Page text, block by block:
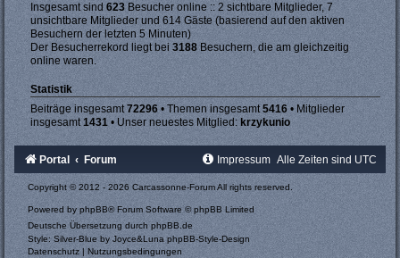
Insgesamt sind623Besucher online :: 2 sichtbare Mitglieder, 7
unsichtbare Mitglieder und 614 Gäste (basierend auf den aktiven
Besuchern der letzten 5 Minuten)
Der Besucherrekord liegt bei3188Besuchern, die am gleichzeitig
online waren.
Statistik
Beiträge insgesamt72296• Themen insgesamt5416 • Mitglieder
insgesamt1431 • Unser neuestes Mitglied: krzykunio
Portal Forum Alle Zeiten sind UTC
Impressum
Copyright © 2012 - 2026 Carcassonne-Forum All rights reserved.
Powered by phpBB® Forum Software © phpBB Limited
Deutsche Übersetzung durch phpBB.de
Style: Silver-Blue by Joyce&Luna phpBB-Style-Design
Datenschutz | Nutzungsbedingungen